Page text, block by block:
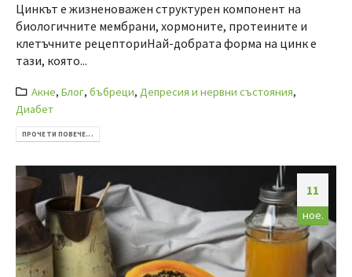
Цинкът е жизненоважен структурен компонент на
биологичните мембрани, хормоните, протеините и
клетъчните рецепториНай-добрата форма на цинк е
тази, която...
Акне,Блог,бъбреци,Депресия и нервни състояния,
Диабет
ПРОЧЕТИ ПОВЕЧЕ...
11
ное.